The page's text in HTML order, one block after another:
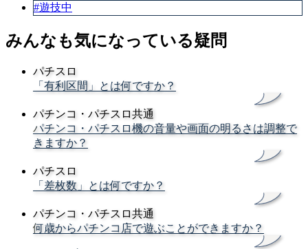
#遊技中
みんなも気になっている疑問
パチスロ
「有利区間」とは何ですか？
パチンコ・パチスロ共通
パチンコ・パチスロ機の音量や画面の明るさは調整で
きますか？
パチスロ
「差枚数」とは何ですか？
パチンコ・パチスロ共通
何歳からパチンコ店で遊ぶことができますか？